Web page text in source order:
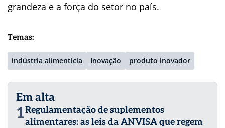
grandeza e a força do setor no país.
Temas:
indústria alimentícia Inovação produto inovador
Em alta
1Regulamentação de suplementos
alimentares: as leis da ANVISA que regem